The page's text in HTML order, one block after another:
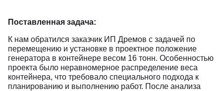
Поставленная задача:
К нам обратился заказчик ИП Дремов с задачей по
перемещению и установке в проектное положение
генератора в контейнере весом 16 тонн. Особенностью
проекта было неравномерное распределение веса
контейнера, что требовало специального подхода к
планированию и выполнению работ. После анализа